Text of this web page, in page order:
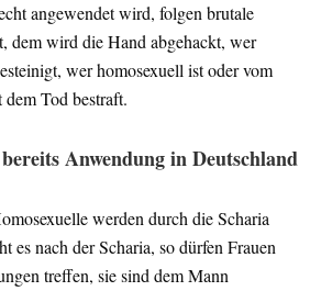
angewendet wird, folgen brutale
dem wird die Hand abgehackt, wer
wer homosexuell ist oder vom
Tod bestraft.
Anwendung in Deutschland
werden durch die Scharia
es nach der Scharia, so dürfen Frauen
treffen, sie sind dem Mann